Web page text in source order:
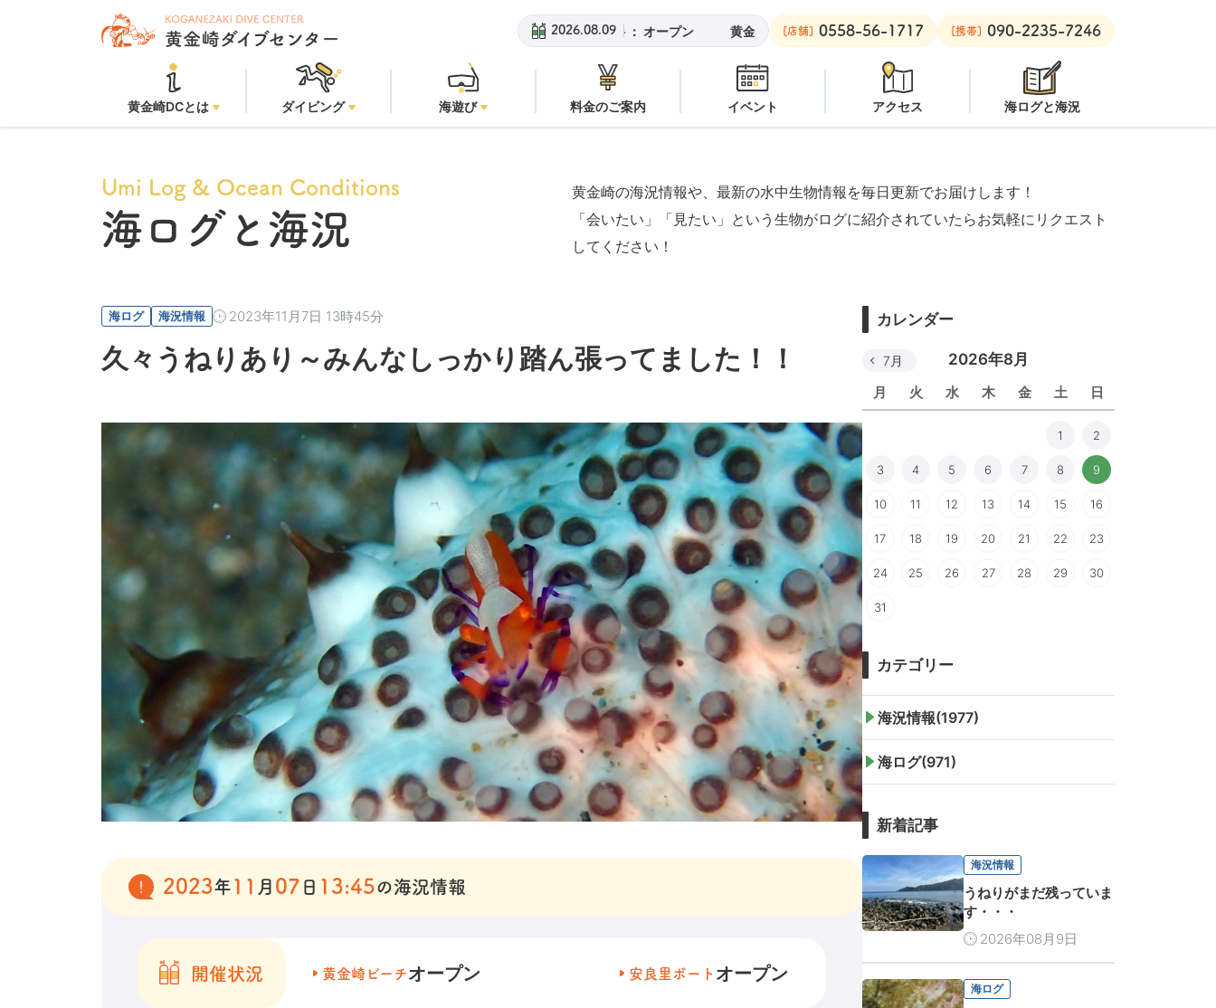
2026.08.09 黄金崎ビーチ：オープン 安良里ボート：
黄金崎ビーチ： オープン 安良里ボート：オープン
[店舗] 0558-56-1717 [携帯] 090-2235-7246
黄金崎DCとは ダイビング 海遊び 料金のご案内 イベント アクセス 海ログと海況
Umi Log & Ocean Conditions
海ログと海況
黄金崎の海況情報や、最新の水中生物情報を毎日更新でお届けします！
「会いたい」「見たい」という生物がログに紹介されていたらお気軽にリクエスト
してください！
海ログ 海況情報 2023年11月7日 13時45分
久々うねりあり～みんなしっかり踏ん張ってました！！
2023年 11 月 07 日 13:45の海況情報
開催状況 黄金崎ビーチオープン 安良里ボート オープン
カレンダー
2026年8月
月 火 水 木 金 土 日
7月
1 2
3 4 5 6 7 8 9
10 11 12 13 14 15 16
17 18 19 20 21 22 23
24 25 26 27 28 29 30
31
カテゴリー
海況情報(1977)
海ログ(971)
新着記事
海況情報
うねりがまだ残っていま
す・・・
2026年08月9日
海ログ